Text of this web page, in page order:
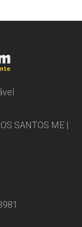
SANTOS ME |